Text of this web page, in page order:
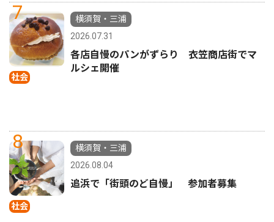
7
社会
横須賀・三浦
2026.07.31
各店自慢のパンがずらり 衣笠商店街でマ
ルシェ開催
8
社会
横須賀・三浦
2026.08.04
追浜で「街頭のど自慢」 参加者募集